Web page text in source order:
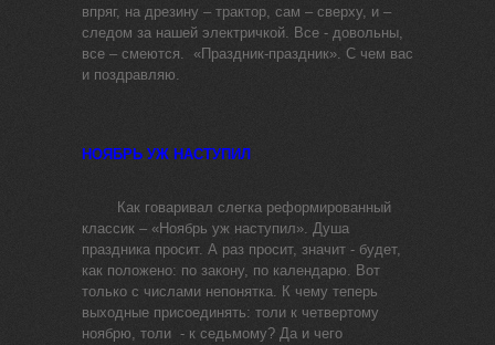
впряг, на дрезину – трактор, сам – сверху, и –
следом за нашей электричкой. Все - довольны,
все – смеются. «Праздник-праздник». С чем вас
и поздравляю.
НОЯБРЬ УЖ НАСТУПИЛ
Как говаривал слегка реформированный
классик – «Ноябрь уж наступил». Душа
праздника просит. А раз просит, значит - будет,
как положено: по закону, по календарю. Вот
только с числами непонятка. К чему теперь
выходные присоединять: толи к четвертому
ноябрю, толи - к седьмому? Да и чего